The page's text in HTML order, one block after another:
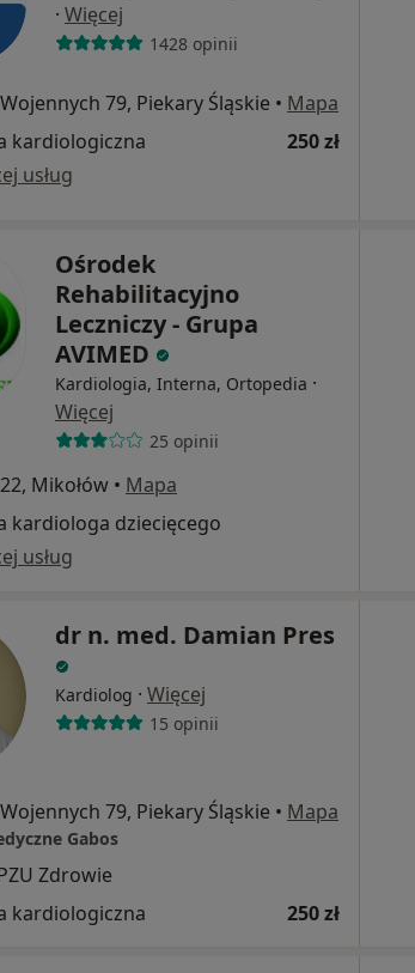
· Więcej
1428 opinii
79, Piekary Śląskie • Mapa
kardiologiczna
250 zł
usług
Ośrodek
Rehabilitacyjno
Leczniczy - Grupa
AVIMED
Kardiologia, Interna, Ortopedia ·
Więcej
25 opinii
Mikołów • Mapa
kardiologa dziecięcego
usług
dr n. med. Damian Pres
Kardiolog · Więcej
15 opinii
79, Piekary Śląskie • Mapa
Gabos
Zdrowie
kardiologiczna
250 zł